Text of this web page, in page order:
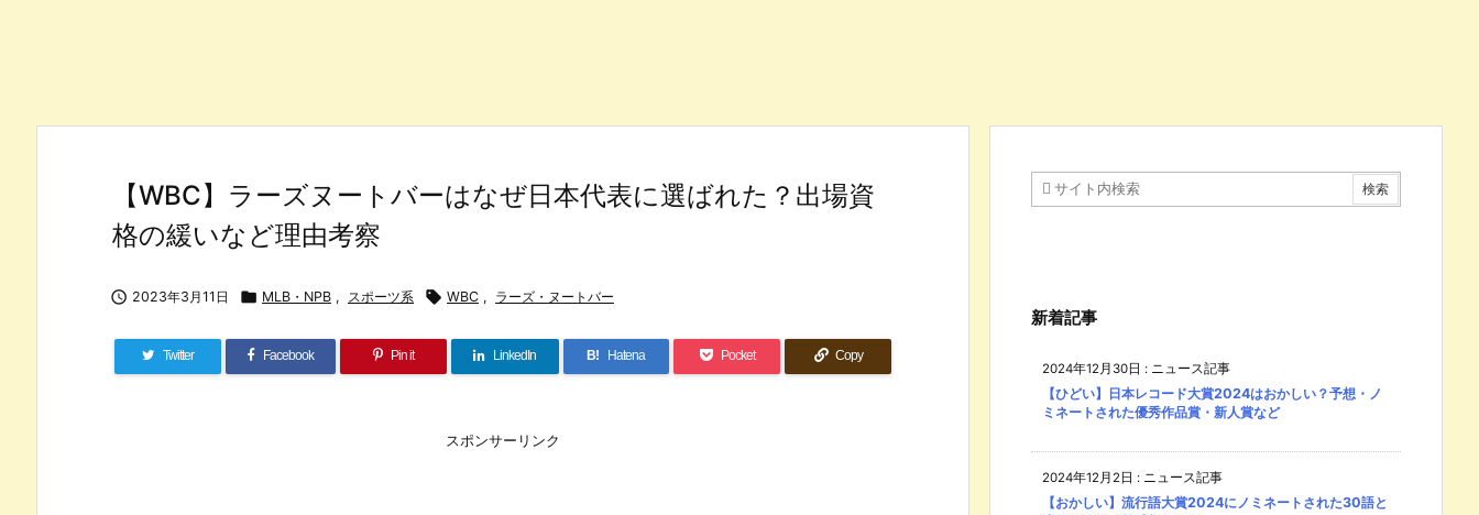
【WBC】ラーズヌートバーはなぜ日本代表に選ばれた？出場資
格の緩いなど理由考察
 2023年3月11日  MLB・NPB , スポーツ系  WBC , ラーズ・ヌートバー
Twitter Facebook Pin it LinkedIn B! Hatena Pocket Copy
スポンサーリンク
新着記事
2024年12月30日 : ニュース記事
【ひどい】日本レコード大賞2024はおかしい？予想・ノ
ミネートされた優秀作品賞・新人賞など
2024年12月2日 : ニュース記事
【おかしい】流行語大賞2024にノミネートされた30語と